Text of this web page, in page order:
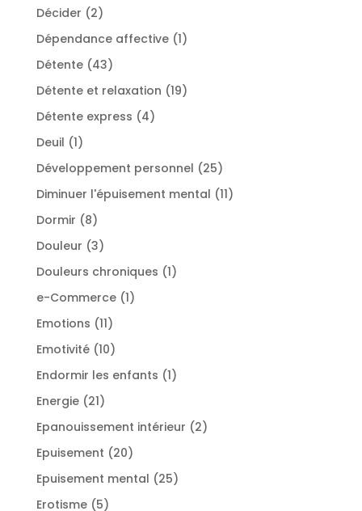
Décider 22
produits
Dépendance affective 11
Détente 4343
produits
Détente et relaxation 1919
Détente express 44
Deuil 11
produit
Développement personnel 2525
produits
Diminuer l'épuisement mental 1111
Dormir 88
produits
Douleur 33
produits
Douleurs chroniques 11
e-Commerce 11
Emotions 1111
produits
Emotivité 1010
produits
Endormir les enfants 11
Energie 2121
produits
Epanouissement intérieur 22
Epuisement 2020
produits
Epuisement mental 2525
Erotisme 55